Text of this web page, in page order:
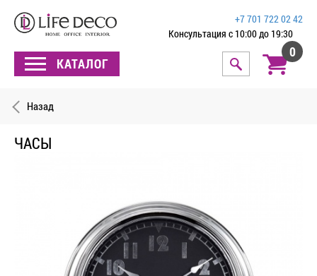
КАТАЛОГ
+7 701 722 02 42
Консультация с 10:00 до 19:30
0
Назад
ЧАСЫ